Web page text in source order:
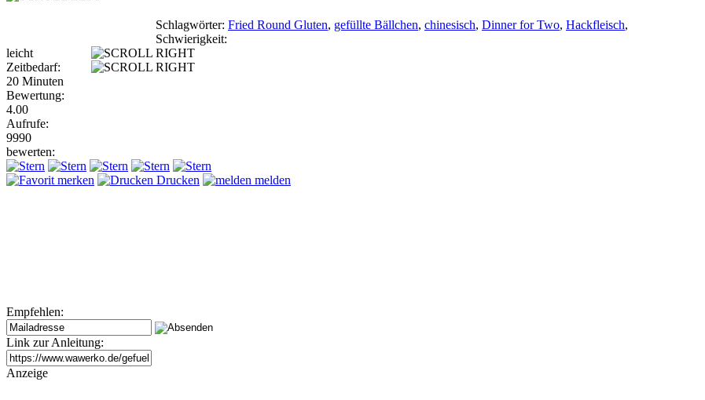
Schlagwörter: Fried Round Gluten, gefüllte Bällchen, chinesisch, Dinner for Two, Hackfleisch,
Schwierigkeit:
leicht
Zeitbedarf:
20 Minuten
Bewertung:
4.00
Aufrufe:
9990
bewerten:
merken Drucken melden
Empfehlen:
Link zur Anleitung:
Anzeige